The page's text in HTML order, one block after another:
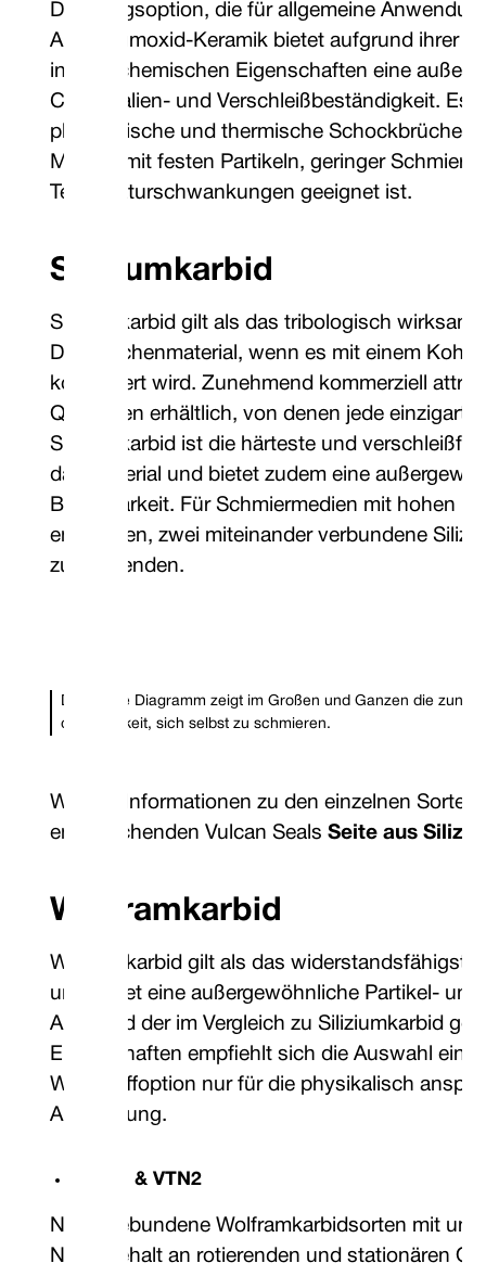
Dichtungsoption, die für allgemeine
Aluminiumoxid-Keramik bietet aufgrund ihrer
inerten chemischen Eigenschaften eine
Chemikalien- und Verschleißbeständigkeit. Es
physikalische und thermische Schockbrüche,
Medien mit festen Partikeln, geringer
Temperaturschwankungen geeignet ist.
Siliziumkarbid
Siliziumkarbid gilt als das tribologisch
Dichtflächenmaterial, wenn es mit einem
kombiniert wird. Zunehmend kommerziell
Qualitäten erhältlich, von denen jede
Siliziumkarbid ist die härteste und
das Material und bietet zudem eine
Belastbarkeit. Für Schmiermedien mit hohen
empfohlen, zwei miteinander verbundene
zu verwenden.
Das obige Diagramm zeigt im Großen und Ganzen die
die Fähigkeit, sich selbst zu schmieren.
Weitere Informationen zu den einzelnen Sorten
entsprechenden Vulcan SealsSeite aus
Wolframkarbid
Wolframkarbid gilt als das widerstandsfähigste
und bietet eine außergewöhnliche Partikel-
Aufgrund der im Vergleich zu Siliziumkarbid
Eigenschaften empfiehlt sich die Auswahl
Werkstoffoption nur für die physikalisch
Anwendung.
VTN1 & VTN2
Nickelgebundene Wolframkarbidsorten mit
Nickelgehalt an rotierenden und stationären